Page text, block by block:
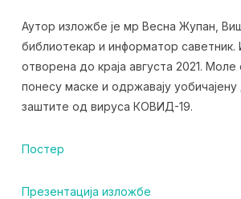
Аутор изложбе је мр Весна Жупан,
библиотекар и информатор
отворена до краја августа 2021.
понесу маске и одржавају
заштите од вируса КОВИД-19.
Постер
Презентација изложбе